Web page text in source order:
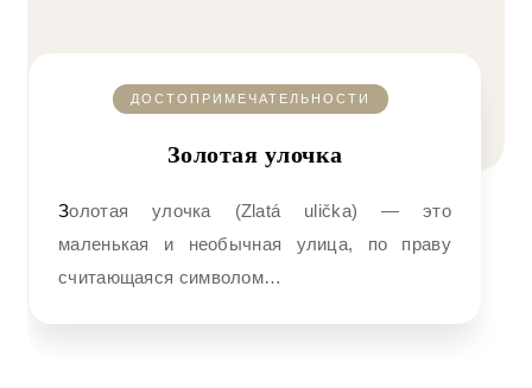
ДОСТОПРИМЕЧАТЕЛЬНОСТИ
Золотая улочка
Золотая улочка (Zlatá ulička) — это
маленькая и необычная улица, по праву
считающаяся символом…